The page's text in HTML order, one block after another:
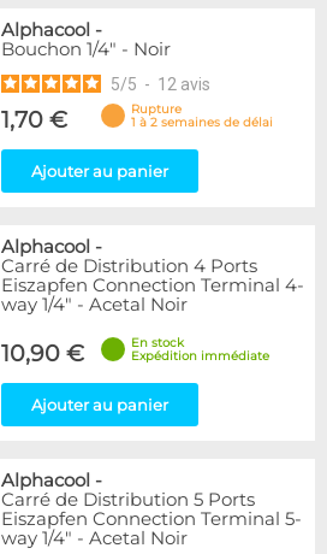
Alphacool -
Bouchon 1/4" - Noir
5/5 - 12 avis
1,70 €
Rupture
1 à 2 semaines de délai
Ajouter au panier
Alphacool -
Carré de Distribution 4 Ports
Eiszapfen Connection Terminal 4-
way 1/4" - Acetal Noir
10,90 €
En stock
Expédition immédiate
Ajouter au panier
Alphacool -
Carré de Distribution 5 Ports
Eiszapfen Connection Terminal 5-
way 1/4" - Acetal Noir